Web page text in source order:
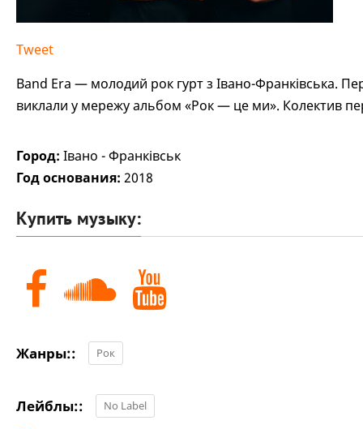
Tweet
Band Era — молодий рок гурт з Івано-Франківська.
виклали у мережу альбом «Рок — це ми». Колектив
Город: Івано - Франківськ
Год основания: 2018
Купить музыку:
Жанры:: Рок
Лейблы:: No Label